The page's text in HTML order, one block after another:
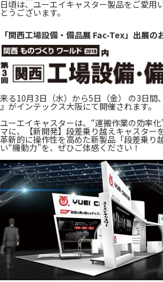
日頃は、ユーエイキャスター製品をご愛用
とうございます。
「関西工場設備・備品展 Fac-Tex」出展の
来る10月3日（水）から5日（金） の3日間
』がインテックス大阪にて開催されます。
ユーエイキャスターは、“運搬作業の効率
マに、【新開発】段差乗り越えキャスター
革新的に操作性を高めた新製品「段差乗り
い“機動力”を、ぜひご体感ください！